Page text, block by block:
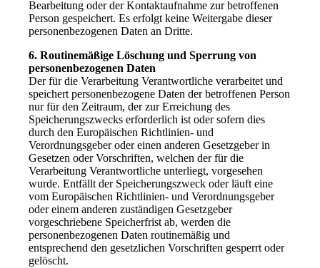
Bearbeitung oder der Kontaktaufnahme zur betroffenen
Person gespeichert. Es erfolgt keine Weitergabe dieser
personenbezogenen Daten an Dritte.
6. Routinemäßige Löschung und Sperrung von
personenbezogenen Daten
Der für die Verarbeitung Verantwortliche verarbeitet und
speichert personenbezogene Daten der betroffenen Person
nur für den Zeitraum, der zur Erreichung des
Speicherungszwecks erforderlich ist oder sofern dies
durch den Europäischen Richtlinien- und
Verordnungsgeber oder einen anderen Gesetzgeber in
Gesetzen oder Vorschriften, welchen der für die
Verarbeitung Verantwortliche unterliegt, vorgesehen
wurde. Entfällt der Speicherungszweck oder läuft eine
vom Europäischen Richtlinien- und Verordnungsgeber
oder einem anderen zuständigen Gesetzgeber
vorgeschriebene Speicherfrist ab, werden die
personenbezogenen Daten routinemäßig und
entsprechend den gesetzlichen Vorschriften gesperrt oder
gelöscht.